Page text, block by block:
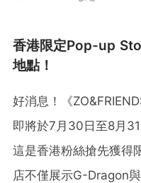
香港限定Pop-up
地點！
好消息！《
即將於7月30日至8月
這是香港粉絲搶先獲得
店不僅展示G-Dragon